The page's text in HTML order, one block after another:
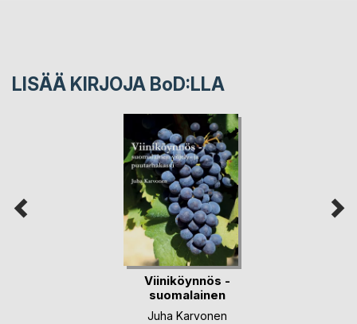
LISÄÄ KIRJOJA BoD:LLA
Viiniköynnös -
suomalainen
viljely(...)
Juha Karvonen